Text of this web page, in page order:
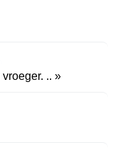
Museum over het boerenleven van vroeger. .. »